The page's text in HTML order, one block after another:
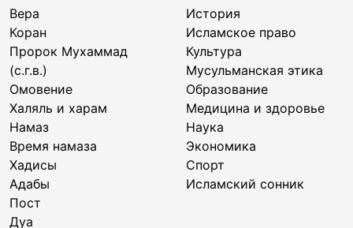
Вера
Коран
Пророк Мухаммад
(с.г.в.)
Омовение
Халяль и харам
Намаз
Время намаза
Хадисы
Адабы
Пост
Дуа
История
Исламское право
Культура
Мусульманская этика
Образование
Медицина и здоровье
Наука
Экономика
Спорт
Исламский сонник